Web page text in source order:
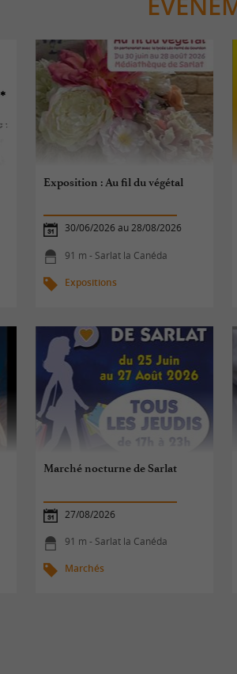
Exposition : Au fil du végétal
30/06/2026 au 28/08/2026
91 m - Sarlat la Canéda
Expositions
Marché nocturne de Sarlat
27/08/2026
91 m - Sarlat la Canéda
Marchés